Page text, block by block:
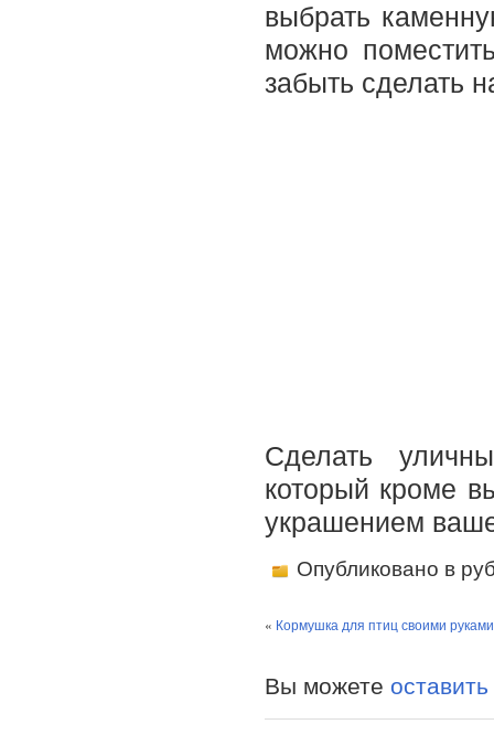
выбрать
можно
забыть сделать
Сделать
который кроме
украшением
Опубликовано в
« Кормушка для птиц своими руками
Вы можете